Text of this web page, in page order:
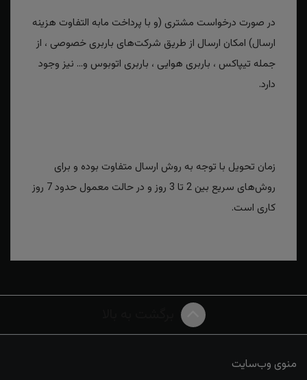
در صورت درخواست مشتری (و با پرداخت مابه التفاوت هزینه
ارسال) امکان ارسال از طریق شرکت‌های باربری خصوصی ، از
جمله تیپاکس ، باربری هوایی ، باربری اتوبوس و... نیز وجود
دارد.
زمان تحویل با توجه به روش ارسال متفاوت بوده و برای
روش‌های سریع بین 2 تا 3 روز و در حالت معمول حدود 7 روز
کاری است.
منوی وب‌سایت